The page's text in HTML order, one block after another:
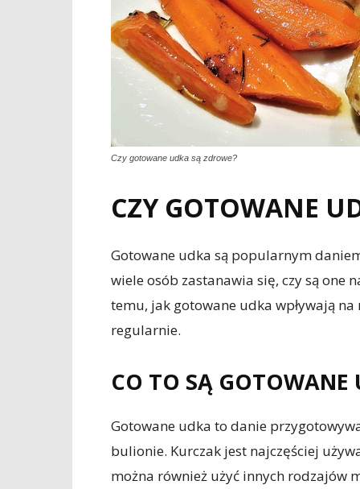
Czy gotowane udka są zdrowe?
CZY GOTOWANE
Gotowane udka są popularnym
wiele osób zastanawia się, czy są
temu, jak gotowane udka wpływają
regularnie.
CO TO SĄ GOTOWANE
Gotowane udka to danie
bulionie. Kurczak jest najczęściej
można również użyć innych rodzajów